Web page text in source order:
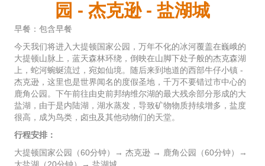
园 - 杰克逊 - 盐湖城
早餐：包含早餐
今天我们将进入大提顿国家公园，万年不化的冰河覆盖在巍峨的
大提顿山脉上，蓝天森林环绕，倒映在山脚下处子般的杰克森湖
上，蛇河蜿蜒流过，宛如仙境。随后来到地道的西部牛仔小镇 -
杰克逊，这里也是世界闻名的度假圣地，千万不要错过市中心的
鹿角公园。下午前往由史前邦纳维尔湖的最大残余部分形成的大
盐湖，由于是内陆湖，湖水蒸发，导致矿物物质持续增多，盐度
很高，成为鸟类，卤虫及其他动物们的天堂。
行程安排：
大提顿国家公园（60分钟）→ 杰克逊 → 鹿角公园（60分钟）→